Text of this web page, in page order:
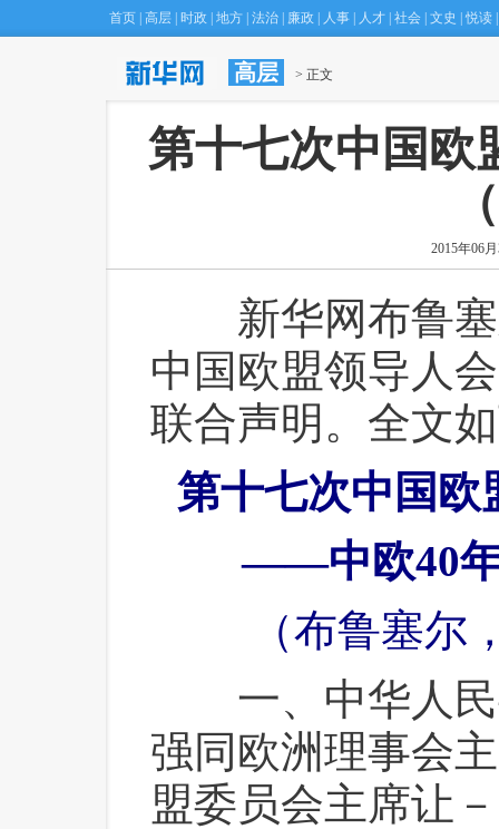
首页 高层 时政 地方 法治 廉政 人事 人才 社会 文史 悦读
高层 > 正文
·专家建议将Ｈ型高血压筛查管理纳入慢病防治规划
第十七次中国欧
2015年06
新华网布鲁塞
中国欧盟领导人
联合声明。全文
第十七次中国欧
——中欧40年
（布鲁塞尔
一、中华人民
强同欧洲理事会
盟委员会主席让